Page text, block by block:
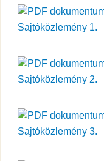
Sajtóközlemény 1.
Sajtóközlemény 2.
Sajtóközlemény 3.